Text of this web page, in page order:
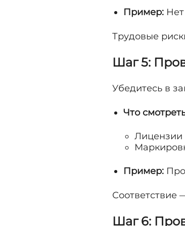
Пример:
Трудовые
Шаг 5:
Убедитесь в
Что
Лицензии
Пример:
Соответствие
Шаг 6: